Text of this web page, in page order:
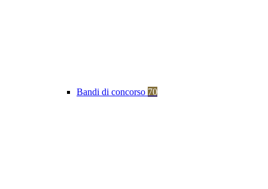
Bandi di concorso 70